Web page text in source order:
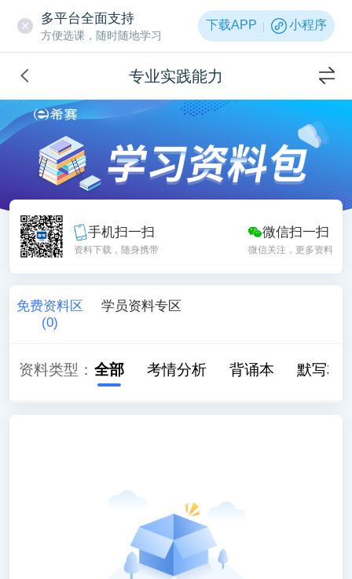
多平台全面支持
方便选课，随时随地学习
下载APP 小程序
专业实践能力
手机扫一扫
资料下载，随身携带
微信扫一扫
微信关注，更多资料
免费资料区
(0)
学员资料专区
资料类型： 全部 考情分析 背诵本 默写本